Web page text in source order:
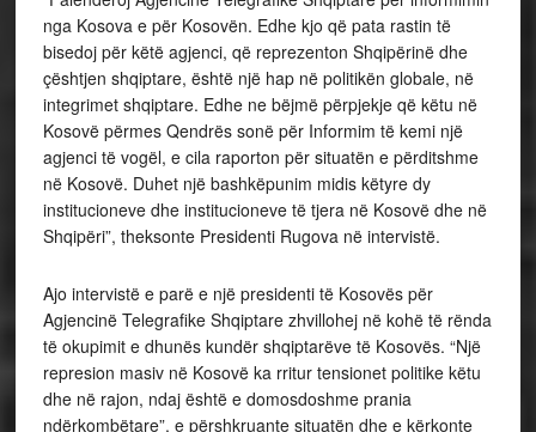
nga Kosova e për Kosovën. Edhe kjo që pata rastin të
bisedoj për këtë agjenci, që reprezenton Shqipërinë dhe
çështjen shqiptare, është një hap në politikën globale, në
integrimet shqiptare. Edhe ne bëjmë përpjekje që këtu në
Kosovë përmes Qendrës sonë për Informim të kemi një
agjenci të vogël, e cila raporton për situatën e përditshme
në Kosovë. Duhet një bashkëpunim midis këtyre dy
institucioneve dhe institucioneve të tjera në Kosovë dhe në
Shqipëri”, theksonte Presidenti Rugova në intervistë.
Ajo intervistë e parë e një presidenti të Kosovës për
Agjencinë Telegrafike Shqiptare zhvillohej në kohë të rënda
të okupimit e dhunës kundër shqiptarëve të Kosovës. “Një
represion masiv në Kosovë ka rritur tensionet politike këtu
dhe në rajon, ndaj është e domosdoshme prania
ndërkombëtare”, e përshkruante situatën dhe e kërkonte